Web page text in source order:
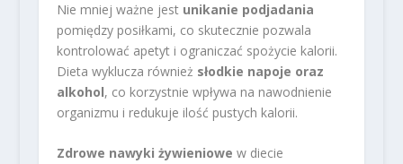
Nie mniej ważne jest unikanie podjadania
pomiędzy posiłkami, co skutecznie pozwala
kontrolować apetyt i ograniczać spożycie kalorii.
Dieta wyklucza również słodkie napoje oraz
alkohol, co korzystnie wpływa na nawodnienie
organizmu i redukuje ilość pustych kalorii.
Zdrowe nawyki żywieniowe w diecie